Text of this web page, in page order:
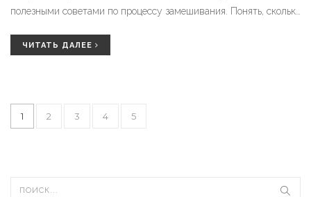
полезными советами по процессу замешивания. Понять, сколько
особенно в строительстве. Читайте дальше, чтобы сделать свои
ЧИТАТЬ ДАЛЕЕ
1 2 3 4 5